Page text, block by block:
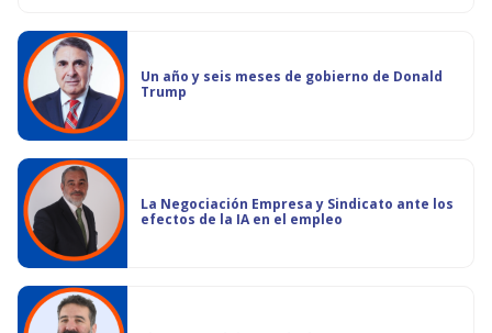
Un año y seis meses de gobierno de Donald
Trump
La Negociación Empresa y Sindicato ante los
efectos de la IA en el empleo